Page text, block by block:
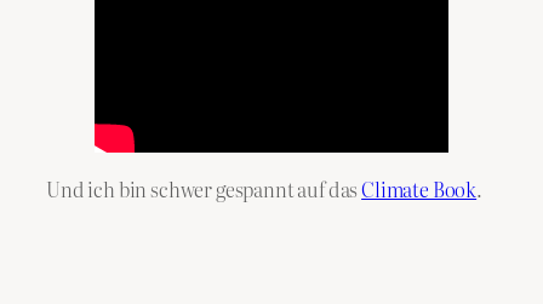
Und ich bin schwer gespannt auf dasClimate Book.